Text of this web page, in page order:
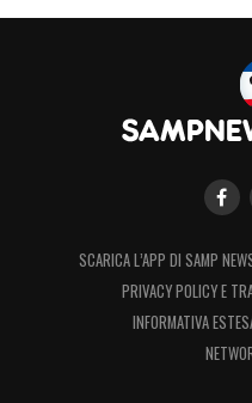
SCARICA L’APP DI SAMP
PRIVACY POLICY E
INFORMATIVA